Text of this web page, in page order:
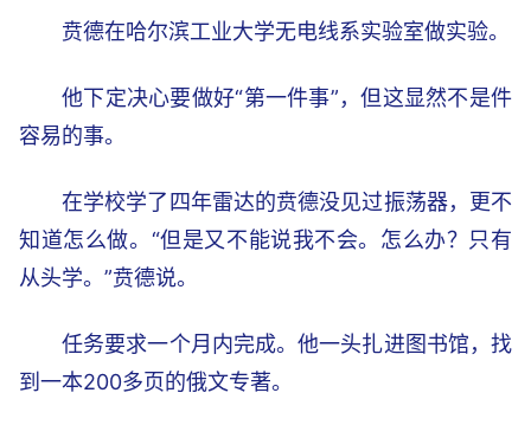
贲德在哈尔滨工业大学无电线系实验室做实验。
他下定决心要做好“第一件事”，但这显然不是件
容易的事。
在学校学了四年雷达的贲德没见过振荡器，更不
知道怎么做。“但是又不能说我不会。怎么办？只有
从头学。”贲德说。
任务要求一个月内完成。他一头扎进图书馆，找
到一本200多页的俄文专著。